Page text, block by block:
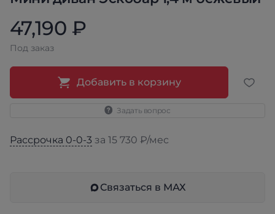
47,190 ₽
Под заказ
Добавить в корзину
Задать вопрос
Рассрочка 0-0-3 за 15 730 ₽/мес
Связаться в МАХ